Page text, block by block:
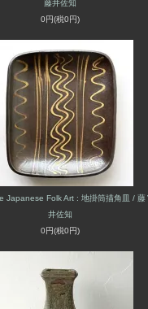
藤井佐知
0円(税0円)
Japanese Folk Art : 地掛筒描角皿 / 藤
井佐知
0円(税0円)